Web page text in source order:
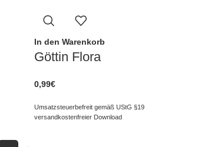
In den Warenkorb
Göttin Flora
0,99€
Umsatzsteuerbefreit gemäß UStG §19
versandkostenfreier Download